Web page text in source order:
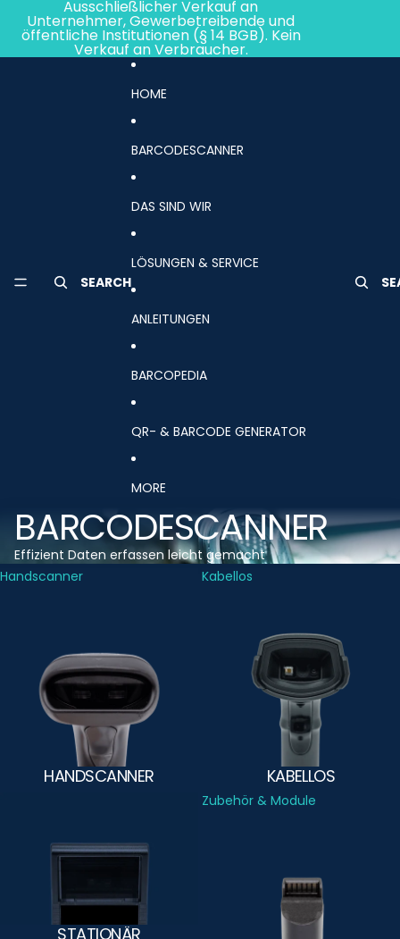
Ausschließlicher Verkauf an
Unternehmer, Gewerbetreibende und
öffentliche Institutionen (§ 14 BGB). Kein
Verkauf an Verbraucher.
SEARCH
HOME
BARCODESCANNER
DAS SIND WIR
LÖSUNGEN & SERVICE
ANLEITUNGEN
BARCOPEDIA
QR- & BARCODE GENERATOR
MORE
BARCODESCANNER
Effizient Daten erfassen leicht gemacht
Handscanner
HANDSCANNER
Kabellos
KABELLOS
STATIONÄR
Zubehör & Module